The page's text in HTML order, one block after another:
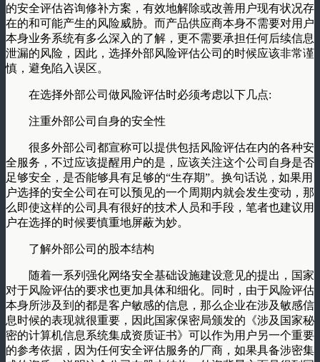
的安全评估咨询修补方案，有效地解除或改善用户现有状况存
在的和可能产生的风险威胁。而产品供应商本身不需要对用户
本身业务系统有多么深入的了解，更不需要承担任何后续信息
泄漏的风险，因此，选择外部风险评估公司的时候应该非常谨
慎，避免陷入误区。
在选择外部公司做风险评估时必须考虑以下几点:
注重外部公司自身的安全性
很多外部公司都宣称可以提供包括风险评估在内的各种安
全服务，不过应该提醒用户的是，应该关注这个公司自身是否
足够安全，是否能够具有足够的“生存期”。换句话说，如果用
户选择的安全公司在可以预见的一个周期内就会发生变动，那
么即使这样的公司具有很好的技术人员和手段，笔者也建议用
户在选择的时候要慎重地屏蔽为妙。
了解外部公司的股本结构
随着一系列强化网络安全基础设施建设意见的提出，国家
对于风险评估的要求也更加具体和细化。同时，由于风险评估
本身所涉及到的都是客户敏感的信息，那么企业在涉及敏感信
息时候的表现就很重要，因此国家保密局颁发的《涉及国家秘
密的计算机信息系统集成资质证书》可以作为用户另一个重要
的参考依据，因为任何安全评估服务的厂商，如果具备涉密集